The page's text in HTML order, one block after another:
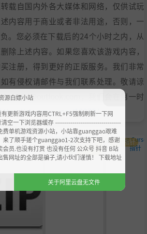
载自国内外各大媒体和网络，仅供试玩
内容用于商业或者非法用途，否则，一
。您必须在下载后的24个小时之内，从
除上述内容。如果您喜欢该游戏内容，
注册，得到更好的正版服务。我们非常
有侵权请邮件与我们联系处理。敬请谅
，我们会在第一时
steamzg.com/13375/。
萌化美
化
鼠标指
针
鼠标指针
源白嫖小站
更新游戏内容用CTRL+F5强制刷新一下网
空一下浏览器缓存 ----------------------------------
费单机游戏资源小站，小站靠guanggao艰难
来了顺手搓个guanggao1-2次支持下吧，感谢
会员.也没有打赏 也没有任何 公众号 抖音 B站
售网址的全部是骗子,请小伙们谨慎！ 下载地址
关于阿里云盘无文件